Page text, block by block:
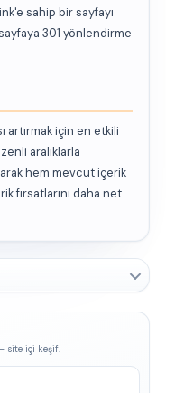
sahip bir sayfayı
301 yönlendirme
artırmak için en etkili
aralıklarla
hem mevcut içerik
fırsatlarını daha net
site içi keşif.